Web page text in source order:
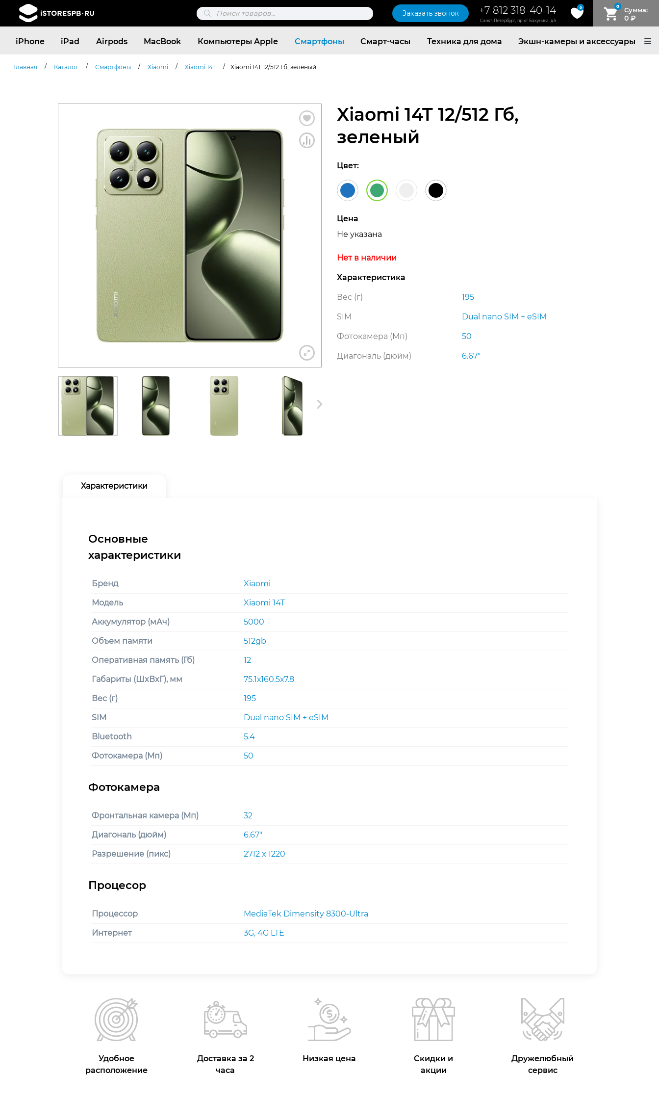
Поиск
товаров
Заказать звонок +7 812 318-40-14
Санкт-Петербург, пр-кт Бакунина, д.5
0 0 Сумма:
0 ₽
iPhone iPad Airpods MacBook Компьютеры Apple Смартфоны Смарт-часы Техника для дома Экшн-камеры и аксессуары
Поиск
товаров
Главная / Каталог / Смартфоны / Xiaomi / Xiaomi 14T / Xiaomi 14T 12/512 Гб, зеленый
Xiaomi 14T 12/512 Гб,
зеленый
Цвет:
Цена
Не указана
Нет в наличии
Характеристика
Вес (г) 195
SIM Dual nano SIM + eSIM
Фотокамера (Мп) 50
Диагональ (дюйм) 6.67″
Характеристики
Бренд Xiaomi
Модель Xiaomi 14T
Аккумулятор (мАч) 5000
Объем памяти 512gb
Оперативная память (Гб) 12
Габариты (ШxВxГ), мм 75.1х160.5х7.8
Вес (г) 195
SIM Dual nano SIM + eSIM
Bluetooth 5.4
Фотокамера (Мп) 50
Фронтальная камера (Мп) 32
Диагональ (дюйм) 6.67"
Разрешение (пикс) 2712 x 1220
Процессор MediaTek Dimensity 8300-Ultra
Интернет 3G, 4G LTE
Удобное
расположение
Доставка за 2
часа
Низкая цена
Скидки и
акции
Дружелюбный
сервис
Согласен c политикой конфиденциальности
+7 812 318-40-14
(c 10:00 до 21:00, без выходных)